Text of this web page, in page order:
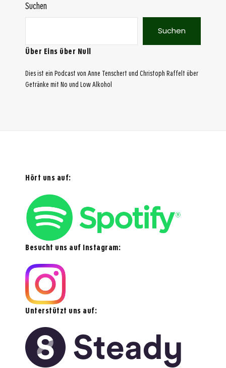
Suchen
Suchen
Über Eins über Null
Dies ist ein Podcast von Anne Tenschert und Christoph Raffelt über
Getränke mit No und Low Alkohol
Hört uns auf:
Besucht uns auf Instagram:
Unterstützt uns auf: